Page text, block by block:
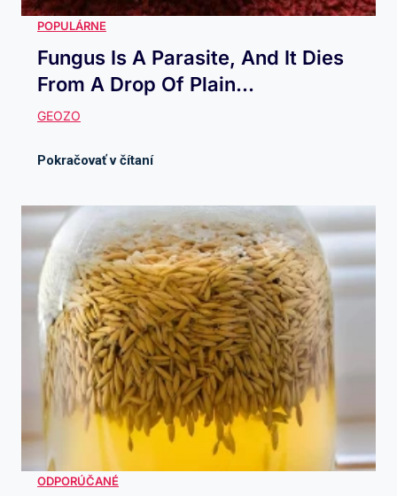
Fungus Is A Parasite, And It Dies
From A Drop Of Plain...